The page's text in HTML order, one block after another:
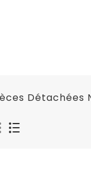
Détachées